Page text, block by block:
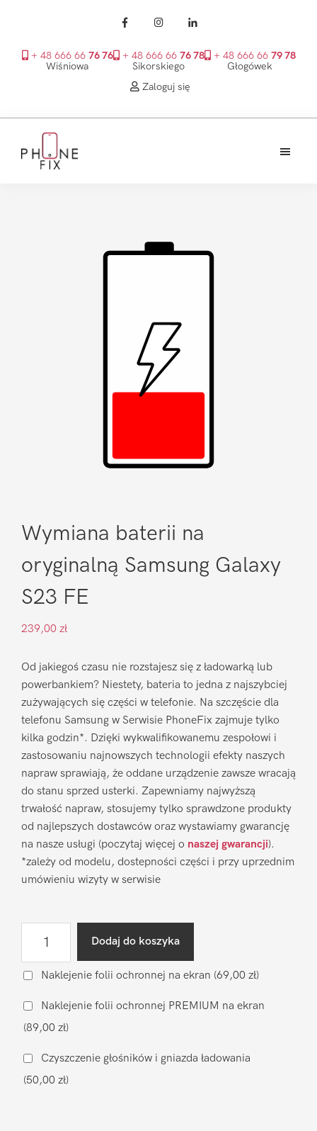
+ 48 666 66 76 76
Wiśniowa
+ 48 666 66 76 78
Sikorskiego
+ 48 666 66 79 78
Głogówek
Zaloguj się
głównego
Wymiana baterii na
oryginalną Samsung Galaxy
S23 FE
239,00 zł
Od jakiegoś czasu nie rozstajesz się z ładowarką lub
powerbankiem? Niestety, bateria to jedna z najszybciej
zużywających się części w telefonie. Na szczęście dla
telefonu Samsung w Serwisie PhoneFix zajmuje tylko
kilka godzin*. Dzięki wykwalifikowanemu zespołowi i
zastosowaniu najnowszych technologii efekty naszych
napraw sprawiają, że oddane urządzenie zawsze wracają
do stanu sprzed usterki. Zapewniamy najwyższą
trwałość napraw, stosujemy tylko sprawdzone produkty
od najlepszych dostawców oraz wystawiamy gwarancję
na nasze usługi (poczytaj więcej o naszej gwarancji).
*zależy od modelu, dostepności części i przy uprzednim
umówieniu wizyty w serwisie
baterii
oryginalną
Samsung
Galaxy
S23
Dodaj do koszyka
Naklejenie folii ochronnej na ekran (69,00 zł)
Naklejenie folii ochronnej PREMIUM na ekran
(89,00 zł)
Czyszczenie głośników i gniazda ładowania
(50,00 zł)